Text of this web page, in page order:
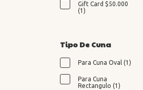
Gift Card $50.000
(1)
Tipo De Cuna
Para Cuna Oval (1)
Para Cuna
Rectangulo (1)